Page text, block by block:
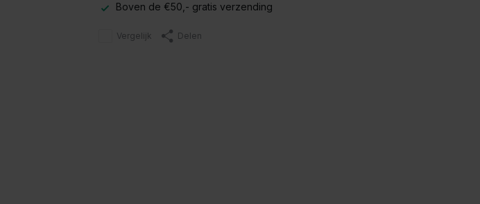
Boven de €50,- gratis verzending
Vergelijk Delen